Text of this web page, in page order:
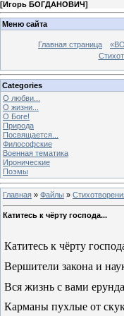
[Игорь БОГДАНОВИЧ]
Меню сайта
Главная страница
Categories
О любви...
О жизни...
О Боге!
Природа
Посвящается...
Философские
Военная тематика
Иронические
Поэмы
Главная » Файлы »
Катитесь к чёрту господа...
Катитесь к чёрту
Вершители закона и
Вся жизнь с вами
Карманы пухлые от